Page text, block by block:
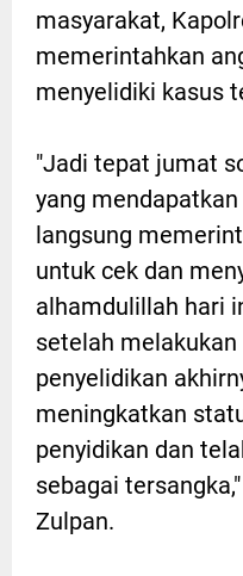
masyarakat,
memerintahkan
menyelidiki kasus
"Jadi tepat jumat
yang
langsung
untuk cek dan
alhamdulillah hari
setelah
penyelidikan
meningkatkan
penyidikan dan
sebagai
Zulpan.